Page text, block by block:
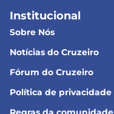
Institucional
Sobre Nós
Notícias do Cruzeiro
Fórum do Cruzeiro
Política de privacidade